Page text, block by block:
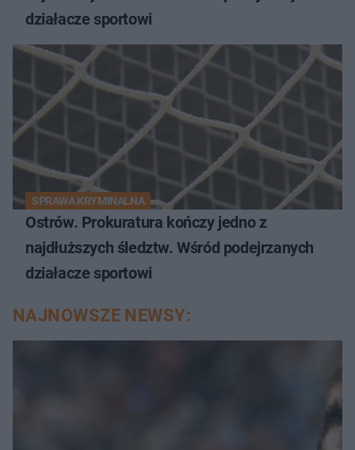
działacze sportowi
SPRAWA KRYMINALNA
Ostrów. Prokuratura kończy jedno z
najdłuższych śledztw. Wśród podejrzanych
działacze sportowi
NAJNOWSZE NEWSY: